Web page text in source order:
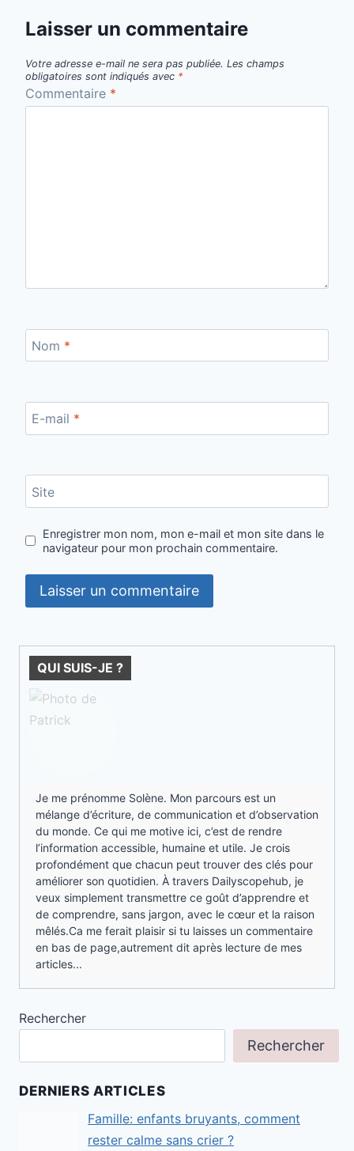
Laisser un commentaire
Votre adresse e-mail ne sera pas publiée. Les champs
obligatoires sont indiqués avec *
Commentaire *
Nom *
E-mail *
Site
Enregistrer mon nom, mon e-mail et mon site dans le
navigateur pour mon prochain commentaire.
QUI SUIS-JE ?
Je me prénomme Solène. Mon parcours est un
mélange d’écriture, de communication et d’observation
du monde. Ce qui me motive ici, c’est de rendre
l’information accessible, humaine et utile. Je crois
profondément que chacun peut trouver des clés pour
améliorer son quotidien. À travers Dailyscopehub, je
veux simplement transmettre ce goût d’apprendre et
de comprendre, sans jargon, avec le cœur et la raison
mêlés.Ca me ferait plaisir si tu laisses un commentaire
en bas de page,autrement dit après lecture de mes
articles...
Rechercher
Rechercher
DERNIERS ARTICLES
Famille: enfants bruyants, comment
rester calme sans crier ?